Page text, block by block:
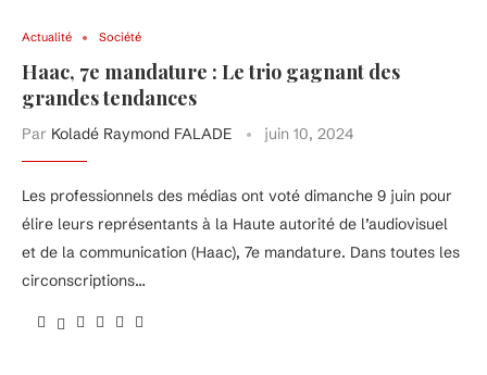
Actualité Société
Haac, 7e mandature : Le trio gagnant des
grandes tendances
Par Koladé Raymond FALADE juin 10, 2024
Les professionnels des médias ont voté dimanche 9 juin pour
élire leurs représentants à la Haute autorité de l’audiovisuel
et de la communication (Haac), 7e mandature. Dans toutes les
circonscriptions…